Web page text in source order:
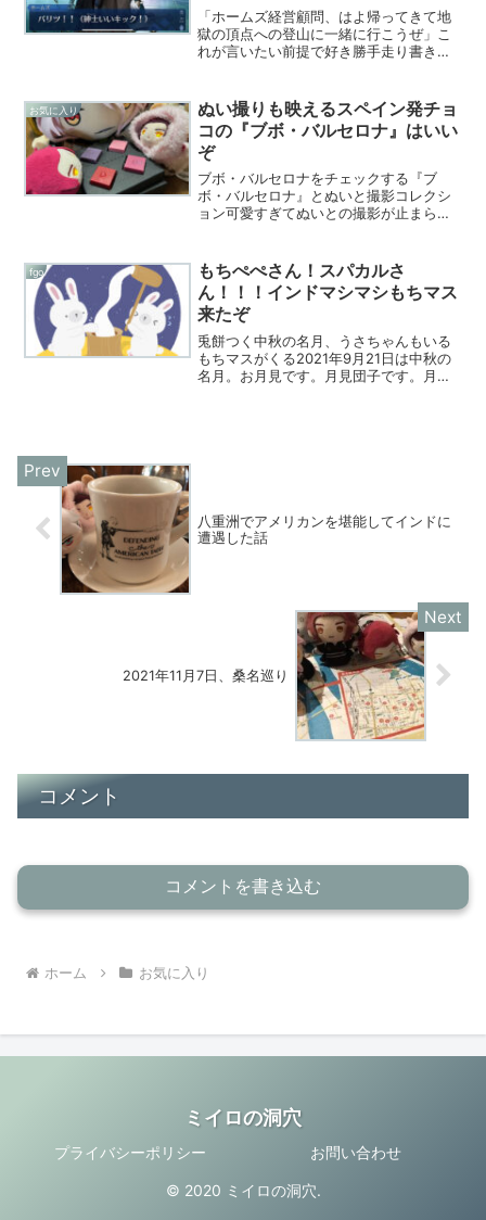
「ホームズ経営顧問、はよ帰ってきて地
獄の頂点への登山に一緒に行こうぜ」こ
れが言いたい前提で好き勝手走り書きし
1904年12月号に掲載された「シャーロッ
ク・ホームズの...
お気に入り
ぬい撮りも映えるスペイン発チョ
コの『ブボ・バルセロナ』はいい
ぞ
ブボ・バルセロナをチェックする『ブ
ボ・バルセロナ』とぬいと撮影コレクシ
ョン可愛すぎてぬいとの撮影が止まらな
いた面積じゃないぜ。カルディの板チョ
コ（50g）と比較する...
fgo
もちぺぺさん！スパカルさ
ん！！！インドマシマシもちマス
来たぞ
兎餅つく中秋の名月、うさちゃんもいる
もちマスがくる2021年9月21日は中秋の
名月。お月見です。月見団子です。月で
八重洲でアメリカンを堪能してインドに
遭遇した話
2021年11月7日、桑名巡り
コメント
コメントを書き込む
ホーム お気に入り
ミイロの洞穴
プライバシーポリシー お問い合わせ
© 2020 ミイロの洞穴.